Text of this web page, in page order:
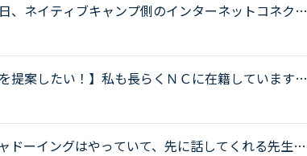
、ネイティブキャンプ側のインターネットコネクシ
提案したい！】私も長らくＮＣに在籍しています
ドーイングはやっていて、先に話してくれる先生だ